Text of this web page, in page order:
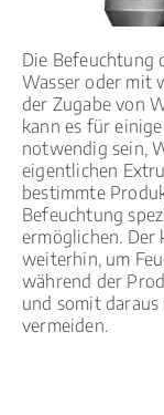
Die Befeuchtung
Wasser oder mit
der Zugabe von
kann es für
notwendig sein,
eigentlichen
bestimmte
Befeuchtung
ermöglichen.
weiterhin, um
während der
und somit
vermeiden.